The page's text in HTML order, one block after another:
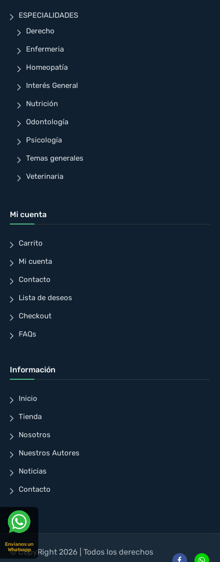
ESPECIALIDADES
Derecho
Enfermeria
Homeopatía
Interés General
Nutrición
Odontología
Psicología
Temas generales
Veterinaria
Mi cuenta
Carrito
Mi cuenta
Contacto
Lista de deseos
Checkout
FAQs
Información
Inicio
Tienda
Nosotros
Nuestros Autores
Noticias
Contacto
© CopyRight 2026 | Todos los derechos
Envíanos un
Whatsapp